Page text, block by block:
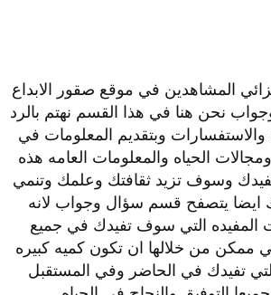
المشاهدين في موقع صقور الابداع
نحن هنا في هذا القسم نهتم بالرد
والاستفسارات وبتقديم المعلومات في
الحياه والمعلومات العامه هذه
وسوف تزيد ثقافتك وعلمك وتنمي
ايضا يتصفح قسم سؤال وجواب لانه
المفيده التي سوف تفيدك في جميع
ممكن من خلالها ان تكون كميه كبيره
تفيدك في الحاضر وفي المستقبل